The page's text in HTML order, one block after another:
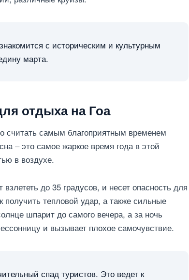
с историческим и культурным
марта.
отдыха на Гоа
считать самым благоприятным временем
– это самое жаркое время года в этой
в воздухе.
до 35 градусов, и несет опасность для
получить тепловой удар, а также сильные
шпарит до самого вечера, а за ночь
и вызывает плохое самочувствие.
спад туристов. Это ведет к